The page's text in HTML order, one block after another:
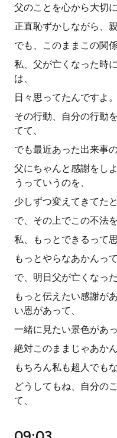
父のことを心から大切
正直恥ずかしながら、
でも、このままこの関
私、父が亡くなった時
は、
日々思ってたんですよ。
その行動、自分の行動
てて、
でも最近あった出来事
父にちゃんと感謝をし
うっていうのを、
少しずつ変えてきてた
で、その上でこの不法
私、もっとできるって
もっとやらなあかんって
で、明日父が亡くなっ
もっと伝えたい感謝が
い恩があって、
一緒に見たい景色があ
絶対このままじゃあか
もちろん私も超人でも
どうしてもね、自分の
て、